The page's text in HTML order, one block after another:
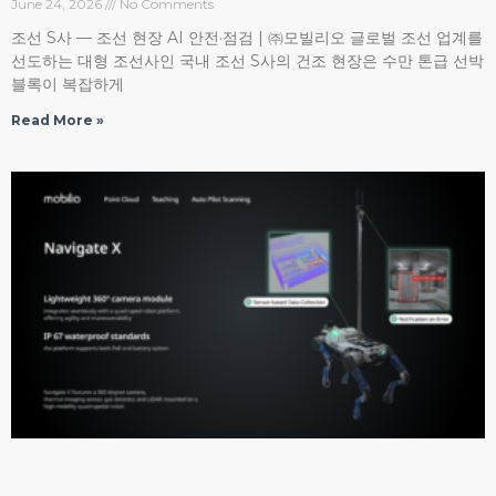
June 24, 2026 No Comments
조선 S사 — 조선 현장 AI 안전·점검 | ㈜모빌리오 글로벌 조선 업계를
선도하는 대형 조선사인 국내 조선 S사의 건조 현장은 수만 톤급 선박
블록이 복잡하게
Read More »